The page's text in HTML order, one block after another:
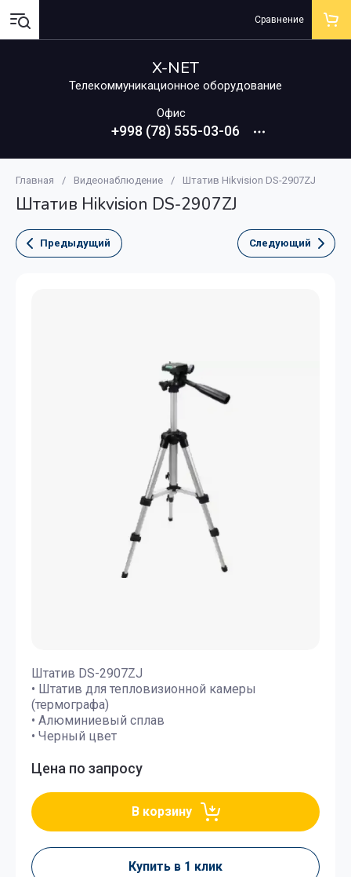
X-NET
Телекоммуникационное оборудование
Офис
+998 (78) 555-03-06
Сравнение
Главная / Видеонаблюдение / Штатив Hikvision DS-2907ZJ
Штатив Hikvision DS-2907ZJ
Предыдущий Следующий
Штатив DS-2907ZJ
• Штатив для тепловизионной камеры
(термографа)
• Алюминиевый сплав
• Черный цвет
Цена по запросу
В корзину
Купить в 1 клик